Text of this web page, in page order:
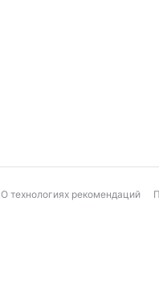
О технологиях рекомендаций